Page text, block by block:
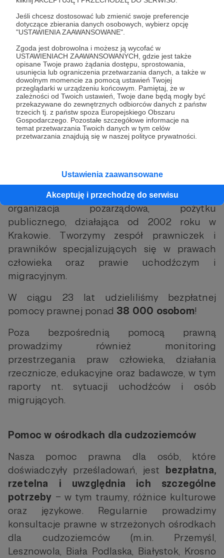
Jeśli chcesz dostosować lub zmienić swoje preferencje
dotyczące zbierania danych osobowych, wybierz opcję
"USTAWIENIA ZAAWANSOWANE".
Zgoda jest dobrowolna i możesz ją wycofać w
USTAWIENIACH ZAAWANSOWANYCH, gdzie jest także
opisane Twoje prawo żądania dostępu, sprostowania,
usunięcia lub ograniczenia przetwarzania danych, a także w
dowolnym momencie za pomocą ustawień Twojej
przeglądarki w urządzeniu końcowym. Pamiętaj, że w
zależności od Twoich ustawień, Twoje dane będą mogły być
przekazywane do zewnętrznych odbiorców danych z państw
trzecich tj. z państw spoza Europejskiego Obszaru
Gospodarczego. Pozostałe szczegółowe informacje na
temat przetwarzania Twoich danych w tym celów
przetwarzania znajdują się w naszej polityce prywatności.
Ustawienia zaawansowane
Akceptuję i przechodzę do serwisu
🧡Przekaż 1,5% podatku na rzecz naszego
Centrum – wystarczy wpisać w rocznym PIT
nasz numer KRS:0000113676
🧡Udostępnij ten apelw mediach
społecznościowych, przekaż go rodzinie i
znajomym.
🧡Zostań naszym ambasadorem– pomóż
nam dotrzeć do firm, fundacji i osób dobrej
woli (najpierw skontaktuj się z nami mailowo!).
Kim jesteśmy?
Centrum Pomocy Prawnej im. Haliny Nieć to
organizacja pozarządowa, pożytku
publicznego, działająca od 2002 roku w
Krakowie. Tworzymy zespół prawniczek i
prawników specjalizujących się w prawach
człowieka oraz prawie uchodźczym i
migracyjnym.
W ciągu 23 lat udzieliliśmy bezpłatnej
pomocy prawnej ponad 38 000 osobom!
Poza bezpośrednią pomocą prawną
prowadzimy również monitoring
przestrzegania praw człowieka, działania
rzecznicze, edukacyjne oraz badawcze, w tym
raporty nt. sytuacji uchodźców i osób
migrujących.
Pomoc w ośrodkach dla cudzoziemców
Nasza pomoc prawna dla osób, które
doświadczyły prześladowań, jest bezpłatna,
rzetelna i uwzględnia ich szczególne
potrzeby – w tym traumy, różnice kulturowe
oraz językowe. Regularnie prowadzimy
konsultacje prawne w strzeżonych ośrodkach
dla cudzoziemców (m.in. Przemyśl,
Lesznowola, Biała Podlaska, Białystok, Krosno